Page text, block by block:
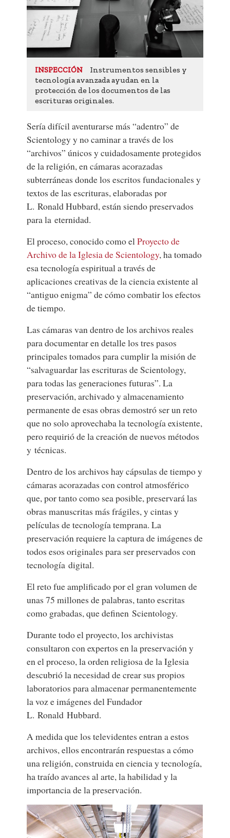
INSPECCIÓN
Instrumentos sensibles y
tecnología avanzada ayudan en la
protección de los documentos de las
escrituras originales.
Sería difícil aventurarse más “adentro” de
Scientology y no caminar a través de los
“archivos” únicos y cuidadosamente protegidos
de la religión, en cámaras acorazadas
subterráneas donde los escritos fundacionales y
textos de las escrituras, elaboradas por
L. Ronald Hubbard, están siendo preservados
para la eternidad.
El proceso, conocido como elProyecto de
Archivo de la Iglesia de Scientology, ha tomado
esa tecnología espiritual a través de
aplicaciones creativas de la ciencia existente al
“antiguo enigma” de cómo combatir los efectos
de tiempo.
Las cámaras van dentro de los archivos reales
para documentar en detalle los tres pasos
principales tomados para cumplir la misión de
“salvaguardar las escrituras de Scientology,
para todas las generaciones futuras”. La
preservación, archivado y almacenamiento
permanente de esas obras demostró ser un reto
que no solo aprovechaba la tecnología existente,
pero requirió de la creación de nuevos métodos
y técnicas.
Dentro de los archivos hay cápsulas de tiempo y
cámaras acorazadas con control atmosférico
que, por tanto como sea posible, preservará las
obras manuscritas más frágiles, y cintas y
películas de tecnología temprana. La
preservación requiere la captura de imágenes de
todos esos originales para ser preservados con
tecnología digital.
El reto fue amplificado por el gran volumen de
unas 75 millones de palabras, tanto escritas
como grabadas, que definen Scientology.
Durante todo el proyecto, los archivistas
consultaron con expertos en la preservación y
en el proceso, la orden religiosa de la Iglesia
descubrió la necesidad de crear sus propios
laboratorios para almacenar permanentemente
la voz e imágenes del Fundador
L. Ronald Hubbard.
A medida que los televidentes entran a estos
archivos, ellos encontrarán respuestas a cómo
una religión, construida en ciencia y tecnología,
ha traído avances al arte, la habilidad y la
importancia de la preservación.